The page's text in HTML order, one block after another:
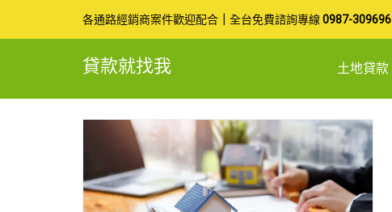
to
各通路經銷商案件歡迎配合 全台免費諮詢專線 0987-309696
貸款就找我 土地貸款